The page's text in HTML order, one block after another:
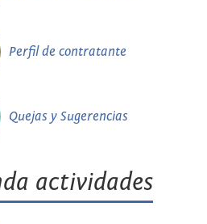
Perfil de contratante
Quejas y Sugerencias
actividades